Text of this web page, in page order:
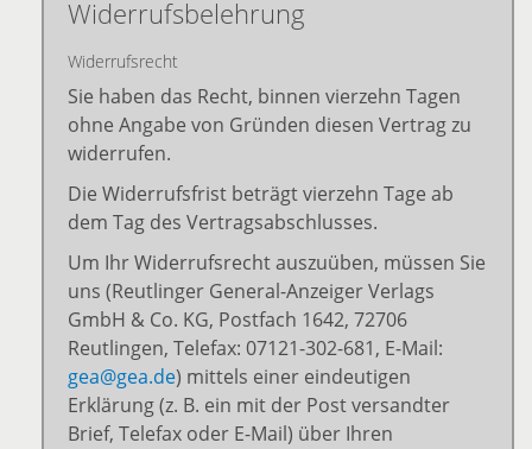
Widerrufsbelehrung
Widerrufsrecht
Sie haben das Recht, binnen vierzehn Tagen
ohne Angabe von Gründen diesen Vertrag zu
widerrufen.
Die Widerrufsfrist beträgt vierzehn Tage ab
dem Tag des Vertragsabschlusses.
Um Ihr Widerrufsrecht auszuüben, müssen Sie
uns (Reutlinger General-Anzeiger Verlags
GmbH & Co. KG, Postfach 1642, 72706
Reutlingen, Telefax: 07121-302-681, E-Mail:
gea@gea.de) mittels einer eindeutigen
Erklärung (z. B. ein mit der Post versandter
Brief, Telefax oder E-Mail) über Ihren